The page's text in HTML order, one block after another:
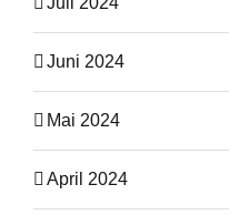
Juni 2024
Mai 2024
April 2024